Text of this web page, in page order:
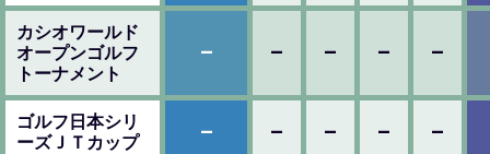
カシオワールド
オープンゴルフ
トーナメント
– – – – –
ゴルフ日本シリ
ーズＪＴカップ
– – – – –